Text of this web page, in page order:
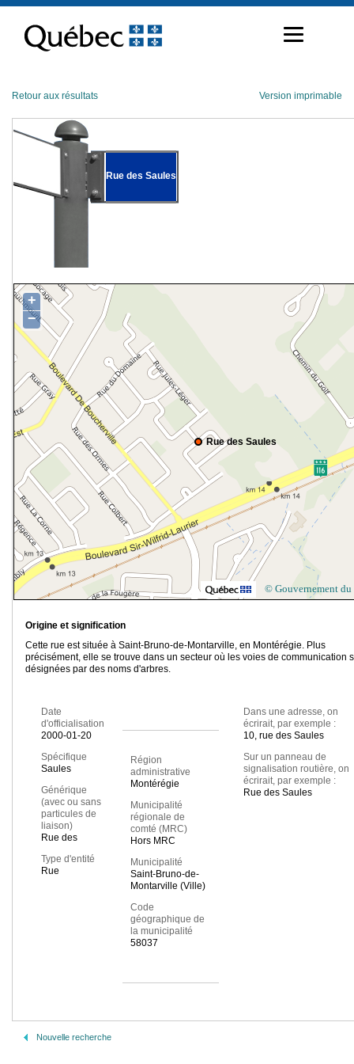
contenu
Retour aux résultats Version imprimable
Rue des Saules
Rue des Saules
+
−
© Gouvernement du
Origine et signification
Cette rue est située à Saint-Bruno-de-Montarville, en Montérégie. Plus
précisément, elle se trouve dans un secteur où les voies de communication
désignées par des noms d'arbres.
Date
d'officialisation
2000-01-20
Spécifique
Saules
Générique
(avec ou sans
particules de
liaison)
Rue des
Type d'entité
Rue
Région
administrative
Montérégie
Municipalité
régionale de
comté (MRC)
Hors MRC
Municipalité
Saint-Bruno-de-
Montarville (Ville)
Code
géographique de
la municipalité
58037
Dans une adresse, on
écrirait, par exemple :
10, rue des Saules
Sur un panneau de
signalisation routière, on
écrirait, par exemple :
Rue des Saules
Nouvelle recherche